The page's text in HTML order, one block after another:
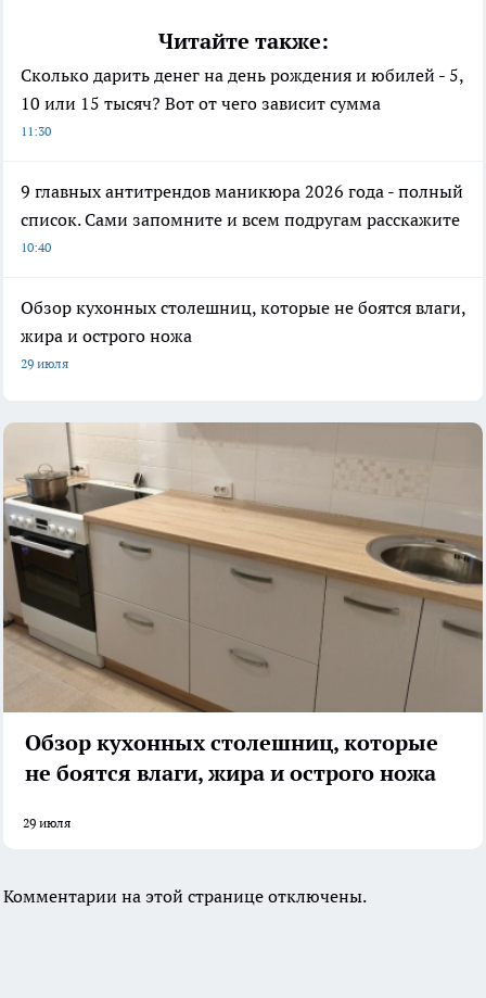
Читайте также:
Сколько дарить денег на день рождения и юбилей - 5,
10 или 15 тысяч? Вот от чего зависит сумма
11:30
9 главных антитрендов маникюра 2026 года - полный
список. Сами запомните и всем подругам расскажите
10:40
Обзор кухонных столешниц, которые не боятся влаги,
жира и острого ножа
29 июля
Обзор кухонных столешниц, которые
не боятся влаги, жира и острого ножа
29 июля
Комментарии на этой странице отключены.